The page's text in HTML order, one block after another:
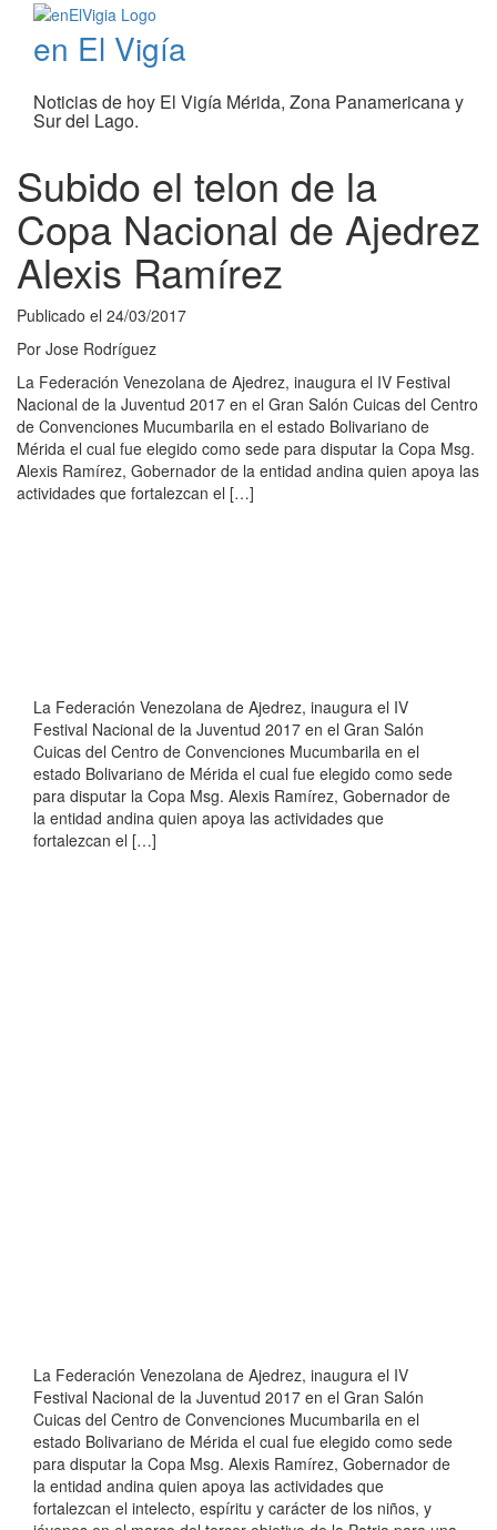
en El Vigía
Noticias de hoy El Vigía Mérida, Zona Panamericana y
Sur del Lago.
Subido el telon de la
Copa Nacional de Ajedrez
Alexis Ramírez
Publicado el 24/03/2017
Por Jose Rodríguez
La Federación Venezolana de Ajedrez, inaugura el IV Festival
Nacional de la Juventud 2017 en el Gran Salón Cuicas del Centro
de Convenciones Mucumbarila en el estado Bolivariano de
Mérida el cual fue elegido como sede para disputar la Copa Msg.
Alexis Ramírez, Gobernador de la entidad andina quien apoya las
actividades que fortalezcan el […]
La Federación Venezolana de Ajedrez, inaugura el IV
Festival Nacional de la Juventud 2017 en el Gran Salón
Cuicas del Centro de Convenciones Mucumbarila en el
estado Bolivariano de Mérida el cual fue elegido como sede
para disputar la Copa Msg. Alexis Ramírez, Gobernador de
la entidad andina quien apoya las actividades que
fortalezcan el […]
La Federación Venezolana de Ajedrez, inaugura el IV
Festival Nacional de la Juventud 2017 en el Gran Salón
Cuicas del Centro de Convenciones Mucumbarila en el
estado Bolivariano de Mérida el cual fue elegido como sede
para disputar la Copa Msg. Alexis Ramírez, Gobernador de
la entidad andina quien apoya las actividades que
fortalezcan el intelecto, espíritu y carácter de los niños, y